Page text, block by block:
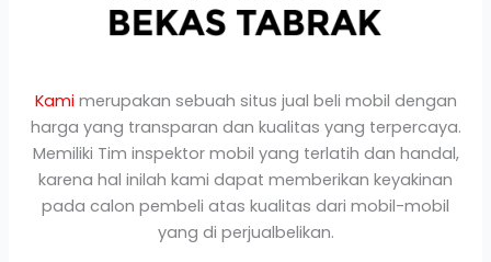
Kamimerupakan sebuah situs jual beli mobil dengan
harga yang transparan dan kualitas yang terpercaya.
Memiliki Tim inspektor mobil yang terlatih dan handal,
karena hal inilah kami dapat memberikan keyakinan
pada calon pembeli atas kualitas dari mobil-mobil
yang di perjualbelikan.